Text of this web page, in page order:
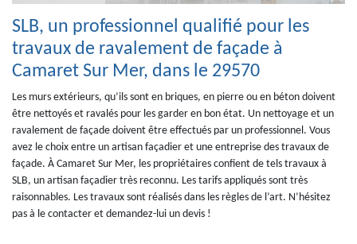
SLB, un professionnel qualifié pour les
travaux de ravalement de façade à
Camaret Sur Mer, dans le 29570
Les murs extérieurs, qu’ils sont en briques, en pierre ou en béton doivent
être nettoyés et ravalés pour les garder en bon état. Un nettoyage et un
ravalement de façade doivent être effectués par un professionnel. Vous
avez le choix entre un artisan façadier et une entreprise des travaux de
façade. À Camaret Sur Mer, les propriétaires confient de tels travaux à
SLB, un artisan façadier très reconnu. Les tarifs appliqués sont très
raisonnables. Les travaux sont réalisés dans les règles de l’art. N’hésitez
pas à le contacter et demandez-lui un devis !